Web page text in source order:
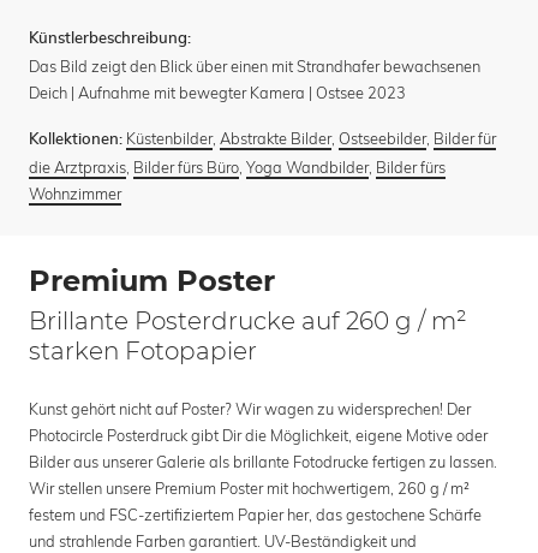
Künstlerbeschreibung:
Das Bild zeigt den Blick über einen mit Strandhafer bewachsenen
Deich | Aufnahme mit bewegter Kamera | Ostsee 2023
Kollektionen: Küstenbilder, Abstrakte Bilder, Ostseebilder, Bilder für
die Arztpraxis Bilder fürs Büro Yoga Wandbilder, Bilder fürs
Wohnzimmer
Premium Poster
Brillante Posterdrucke auf 260 g / m²
starken Fotopapier
Kunst gehört nicht auf Poster? Wir wagen zu widersprechen! Der
Photocircle Posterdruck gibt Dir die Möglichkeit, eigene Motive oder
Bilder aus unserer Galerie als brillante Fotodrucke fertigen zu lassen.
Wir stellen unsere Premium Poster mit hochwertigem, 260 g / m²
festem und FSC-zertifiziertem Papier her, das gestochene Schärfe
und strahlende Farben garantiert. UV-Beständigkeit und